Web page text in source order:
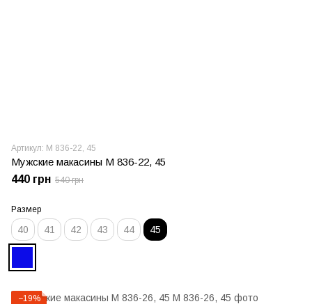
Артикул: М 836-22, 45
Мужские макасины М 836-22, 45
440 грн 540 грн
Размер
40 41 42 43 44 45
−19%